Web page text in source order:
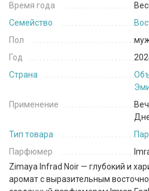
Время года
Семейство
Пол
Год
Страна
Применение
Тип товара
Парфюмер
Zimaya Infrad Noir — глубокий и
аромат с выразительным